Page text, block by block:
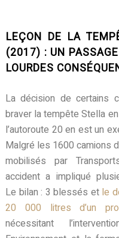
LEÇON DE LA
(2017) : UN
LOURDES
La décision de certains
braver la tempête Stella
l’autoroute 20 en est un
Malgré les 1600 camions
mobilisés par
accident a impliqué
Le bilan : 3 blessés et le
20 000 litres d’un
nécessitant